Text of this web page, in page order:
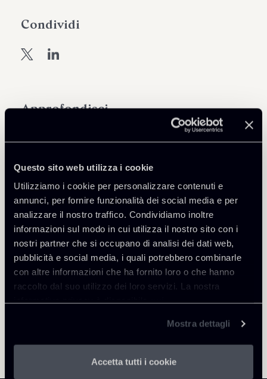
Questo sito web utilizza i cookie
Utilizziamo i cookie per personalizzare contenuti e
annunci, per fornire funzionalità dei social media e per
analizzare il nostro traffico. Condividiamo inoltre
informazioni sul modo in cui utilizza il nostro sito con i
nostri partner che si occupano di analisi dei dati web,
pubblicità e social media, i quali potrebbero combinarle
con altre informazioni che ha fornito loro o che hanno
raccolto dal suo utilizzo dei loro servizi. La nostra
informativa privacy è disponibilequi.
Mostra dettagli
Accetta tutti i cookie
Approfondisci
Public Law, Regulatory & Authorities
Condividi
Torna agli Insights